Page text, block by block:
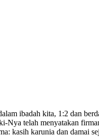
ibadah kita, 1:2 dan
Nya telah menyatakan
kasih karunia dan damai